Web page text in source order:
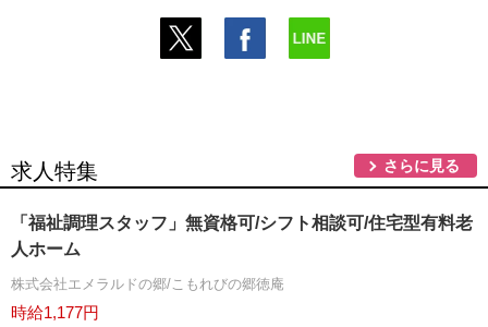
求人特集 さらに見る
「福祉調理スタッフ」無資格可/シフト相談可/住宅型有料老
人ホーム
株式会社エメラルドの郷/こもれびの郷徳庵
時給1,177円